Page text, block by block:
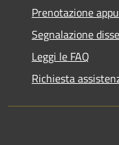
Prenotazione
Segnalazione
Leggi le FAQ
Richiesta